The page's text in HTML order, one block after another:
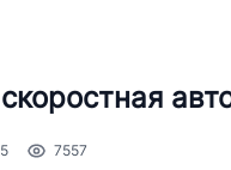
7557